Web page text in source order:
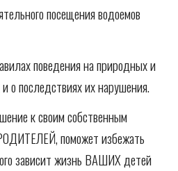
посещения водоемов
поведения на природных и
о последствиях их нарушения.
к своим собственным
поможет избежать
зависит жизнь ВАШИХ детей